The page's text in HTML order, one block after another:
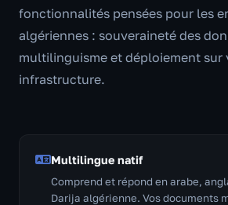
fonctionnalités pensées pour les
algériennes : souveraineté des
multilinguisme et déploiement sur
infrastructure.
Multilingue natif
Comprend et répond en arabe,
Darija algérienne. Vos documents